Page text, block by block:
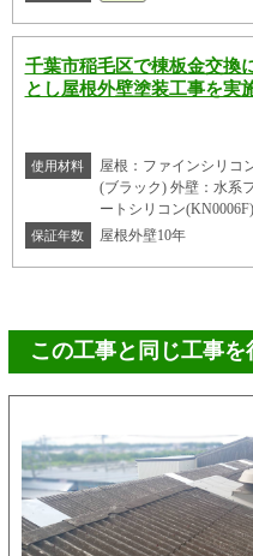
千葉市稲毛区で棟板金交換
とし屋根外壁塗装工事を実
使用材料
屋根：ファインシリコ
(ブラック) 外壁：水系
ートシリコン(KN0006F)
保証年数 屋根外壁10年
この工事と同じ工事